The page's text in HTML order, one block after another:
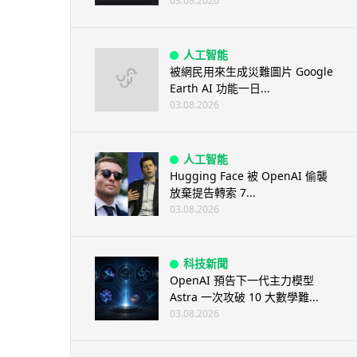
人工智能
被網民用來生成災難圖片 Google
Earth AI 功能一日...
03.08.2026
人工智能
Hugging Face 被 OpenAI 偷襲
放棄提告轉索 7...
03.08.2026
科技新聞
OpenAI 預告下一代主力模型
Astra 一次攻破 10 大數學難...
03.08.2026